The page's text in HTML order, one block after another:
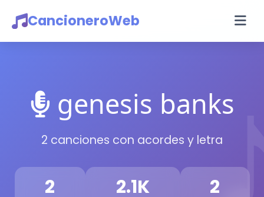
CancioneroWeb
genesis banks
2 canciones con acordes y letra
2 2.1K 2